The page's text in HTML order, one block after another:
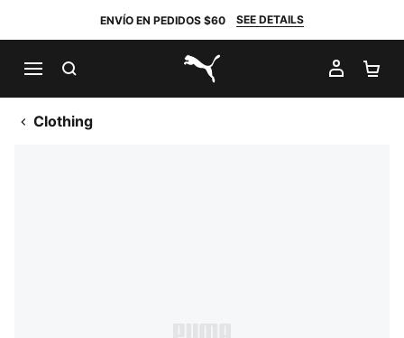
ENVÍO EN PEDIDOS $60 SEE DETAILS
PUMA.com
MI
Clothing